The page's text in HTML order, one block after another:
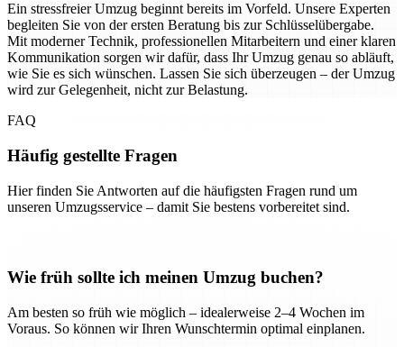
Ein stressfreier Umzug beginnt bereits im Vorfeld. Unsere Experten
begleiten Sie von der ersten Beratung bis zur Schlüsselübergabe.
Mit moderner Technik, professionellen Mitarbeitern und einer klaren
Kommunikation sorgen wir dafür, dass Ihr Umzug genau so abläuft,
wie Sie es sich wünschen. Lassen Sie sich überzeugen – der Umzug
wird zur Gelegenheit, nicht zur Belastung.
FAQ
Häufig gestellte Fragen
Hier finden Sie Antworten auf die häufigsten Fragen rund um
unseren Umzugsservice – damit Sie bestens vorbereitet sind.
Wie früh sollte ich meinen Umzug buchen?
Am besten so früh wie möglich – idealerweise 2–4 Wochen im
Voraus. So können wir Ihren Wunschtermin optimal einplanen.